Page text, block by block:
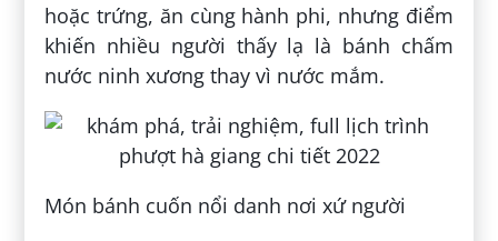
hoặc trứng, ăn cùng hành phi, nhưng điểm
khiến nhiều người thấy lạ là bánh chấm
nước ninh xương thay vì nước mắm.
Món bánh cuốn nổi danh nơi xứ người